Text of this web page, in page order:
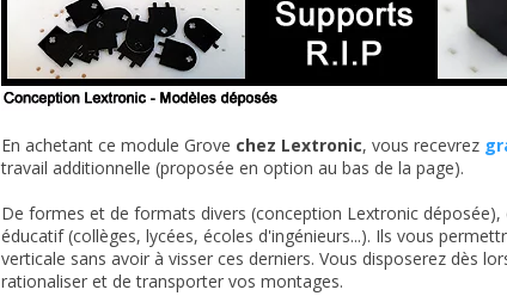
En achetant ce module Grove chez Lextronic, vous recevrez
travail additionnelle (proposée en option au bas de la page).
De formes et de formats divers (conception Lextronic
éducatif (collèges, lycées, écoles d'ingénieurs...). Ils vous
verticale sans avoir à visser ces derniers. Vous disposerez dès
rationaliser et de transporter vos montages.